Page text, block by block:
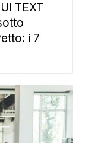
TEXT
i 7